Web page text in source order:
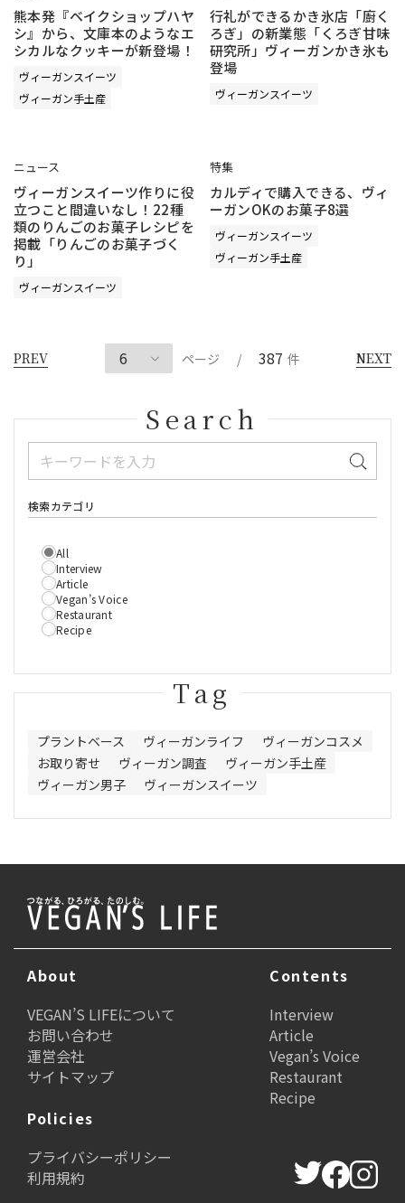
熊本発『ベイクショップハヤ
シ』から、文庫本のようなエ
シカルなクッキーが新登場！
ヴィーガンスイーツ
ヴィーガン手土産
行礼ができるかき氷店「廚く
ろぎ」の新業態「くろぎ甘味
研究所」ヴィーガンかき氷も
登場
ヴィーガンスイーツ
ニュース
ヴィーガンスイーツ作りに役
立つこと間違いなし！22種
類のりんごのお菓子レシピを
掲載「りんごのお菓子づく
り」
ヴィーガンスイーツ
特集
カルディで購入できる、ヴィ
ーガンOKのお菓子8選
ヴィーガンスイーツ
ヴィーガン手土産
PREV ページ / 387 件 NEXT
Search
検索カテゴリ
All
Interview
Article
Vegan’s Voice
Restaurant
Recipe
Tag
プラントベース ヴィーガンライフ
ヴィーガンコスメ
お取り寄せ
ヴィーガン調査
ヴィーガン手土産
ヴィーガン男子
ヴィーガンスイーツ
About
VEGAN’S LIFEについて
お問い合わせ
運営会社
サイトマップ
Contents
Interview
Article
Vegan’s Voice
Restaurant
Recipe
Policies
プライバシーポリシー
利用規約